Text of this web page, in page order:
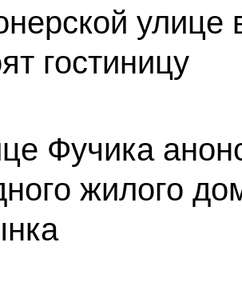
улице
гостиницу
Фучика
жилого